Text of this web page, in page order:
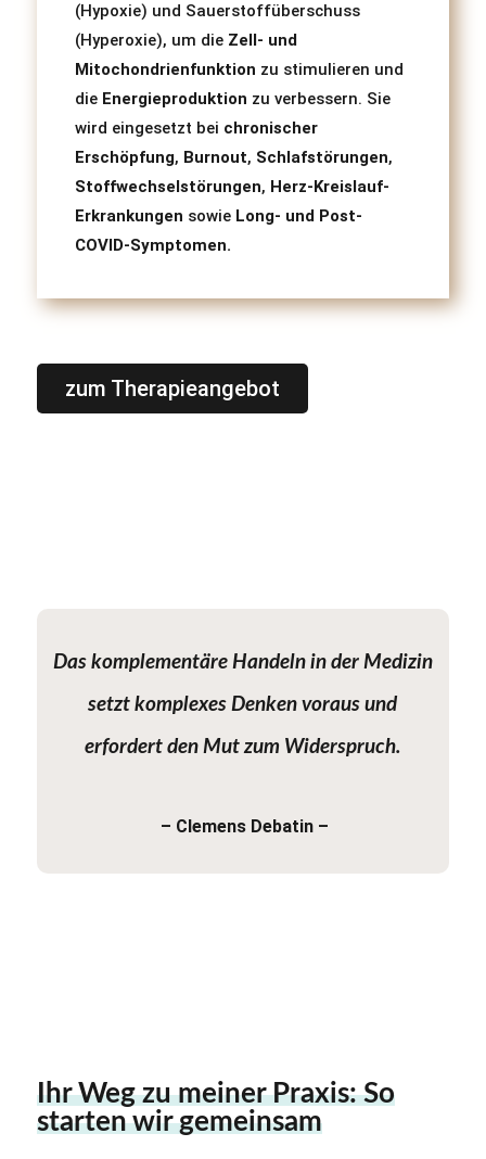
(Hypoxie) und Sauerstoffüberschuss
(Hyperoxie), um die Zell- und
Mitochondrienfunktion zu stimulieren und
die Energieproduktion zu verbessern. Sie
wird eingesetzt bei chronischer
Erschöpfung, Burnout, Schlafstörungen,
Stoffwechselstörungen, Herz-Kreislauf-
Erkrankungen sowie Long- und Post-
COVID-Symptomen.
zum Therapieangebot
Das komplementäre Handeln in der Medizin
setzt komplexes Denken voraus und
erfordert den Mut zum Widerspruch.
– Clemens Debatin –
Ihr Weg zu meiner Praxis: So
starten wir gemeinsam